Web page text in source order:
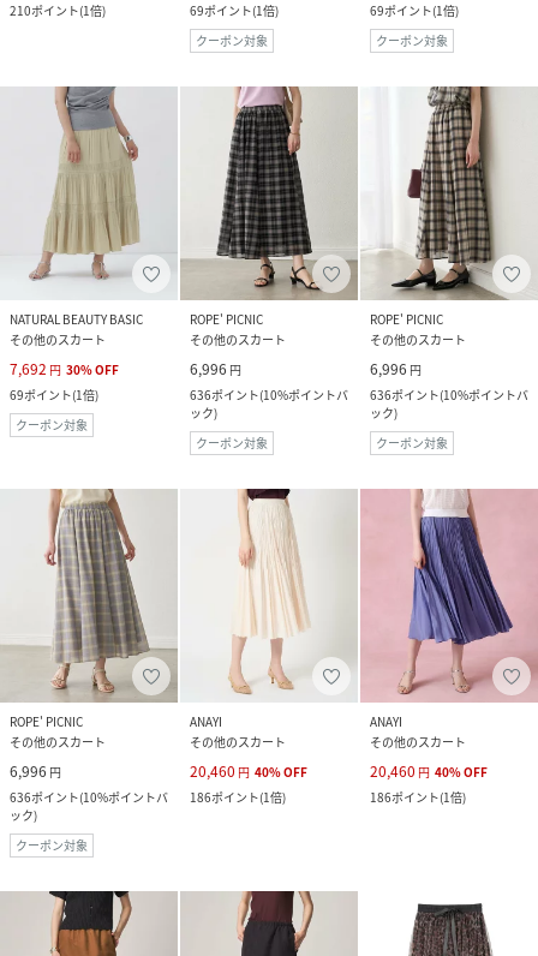
210ポイント(1倍)
69ポイント(1倍)
クーポン対象
69ポイント(1倍)
クーポン対象
NATURAL BEAUTY BASIC
その他のスカート
7,692 円 30%OFF
69ポイント(1倍)
クーポン対象
ROPE' PICNIC
その他のスカート
6,996 円
636ポイント(10%ポイントバ
ック)
クーポン対象
ROPE' PICNIC
その他のスカート
6,996 円
636ポイント(10%ポイントバ
ック)
クーポン対象
ROPE' PICNIC
その他のスカート
6,996 円
636ポイント(10%ポイントバ
ック)
クーポン対象
ANAYI
その他のスカート
20,460 円 40%OFF
186ポイント(1倍)
ANAYI
その他のスカート
20,460 円 40%OFF
186ポイント(1倍)